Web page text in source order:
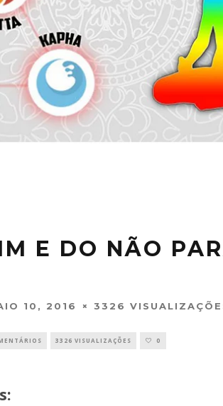
E DO NÃO
10, 2016 3326
3326 VISUALIZAÇÕES 0